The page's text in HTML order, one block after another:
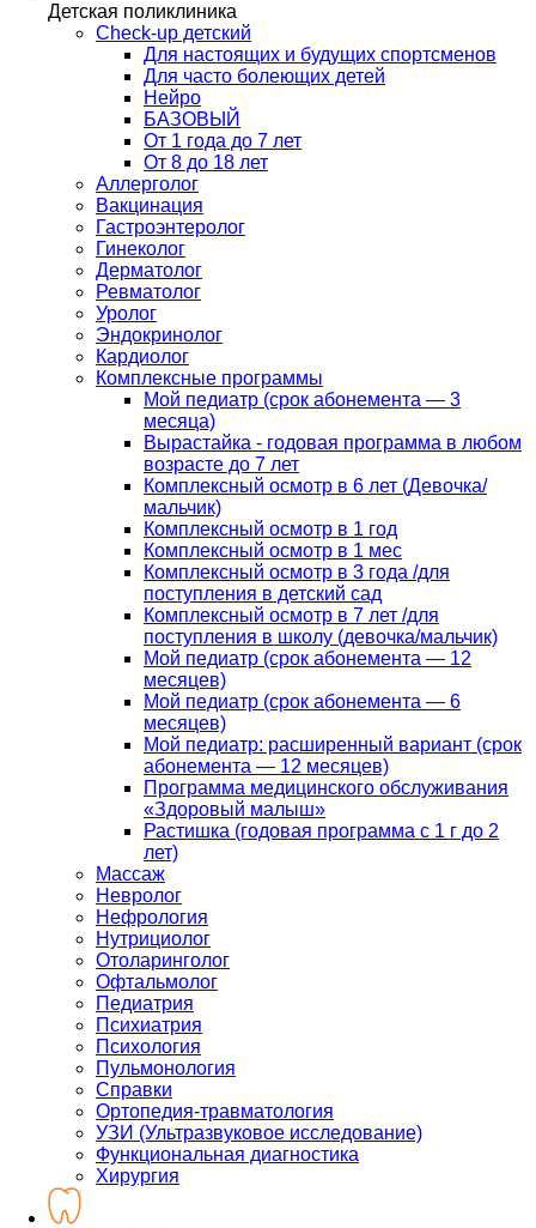
Детская поликлиника
Check-up детский
Для настоящих и будущих спортсменов
Для часто болеющих детей
Нейро
БАЗОВЫЙ
От 1 года до 7 лет
От 8 до 18 лет
Аллерголог
Вакцинация
Гастроэнтеролог
Гинеколог
Дерматолог
Ревматолог
Уролог
Эндокринолог
Кардиолог
Комплексные программы
Мой педиатр (срок абонемента — 3
месяца)
Вырастайка - годовая программа в любом
возрасте до 7 лет
Комплексный осмотр в 6 лет (Девочка/
мальчик)
Комплексный осмотр в 1 год
Комплексный осмотр в 1 мес
Комплексный осмотр в 3 года /для
поступления в детский сад
Комплексный осмотр в 7 лет /для
поступления в школу (девочка/мальчик)
Мой педиатр (срок абонемента — 12
месяцев)
Мой педиатр (срок абонемента — 6
месяцев)
Мой педиатр: расширенный вариант (срок
абонемента — 12 месяцев)
Программа медицинского обслуживания
«Здоровый малыш»
Растишка (годовая программа с 1 г до 2
лет)
Массаж
Невролог
Нефрология
Нутрициолог
Отоларинголог
Офтальмолог
Педиатрия
Психиатрия
Психология
Пульмонология
Справки
Ортопедия-травматология
УЗИ (Ультразвуковое исследование)
Функциональная диагностика
Хирургия